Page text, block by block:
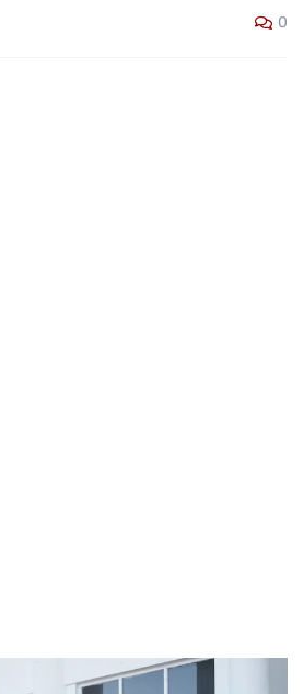
0